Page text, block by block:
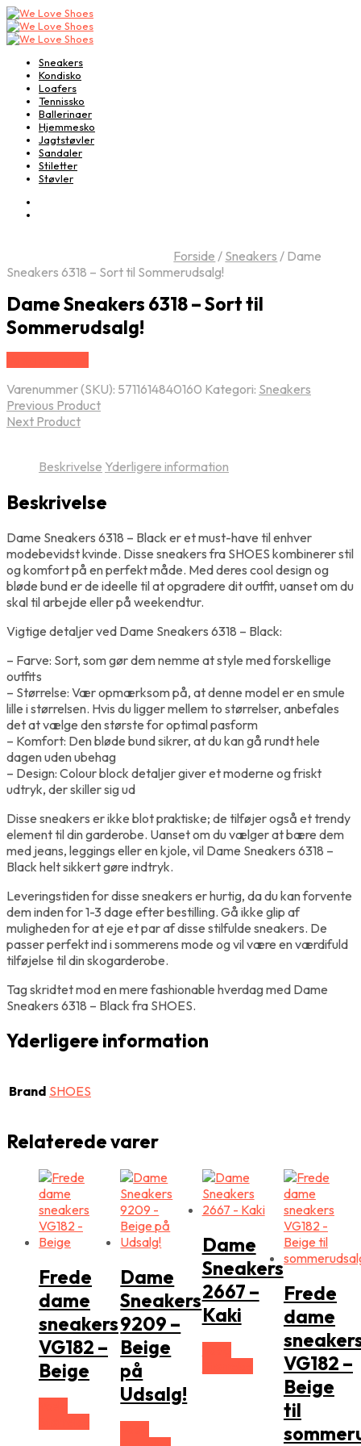
Sneakers
Kondisko
Loafers
Tennissko
Ballerinaer
Hjemmesko
Jagtstøvler
Sandaler
Stiletter
Støvler
Forside / Sneakers / Dame
Sneakers 6318 – Sort til Sommerudsalg!
Dame Sneakers 6318 – Sort til
Sommerudsalg!
Varenummer (SKU): 5711614840160 Kategori: Sneakers
Previous Product
Next Product
Beskrivelse Yderligere information
Beskrivelse
Dame Sneakers 6318 – Black er et must-have til enhver
modebevidst kvinde. Disse sneakers fra SHOES kombinerer stil
og komfort på en perfekt måde. Med deres cool design og
bløde bund er de ideelle til at opgradere dit outfit, uanset om du
skal til arbejde eller på weekendtur.
Vigtige detaljer ved Dame Sneakers 6318 – Black:
– Farve: Sort, som gør dem nemme at style med forskellige
outfits
– Størrelse: Vær opmærksom på, at denne model er en smule
lille i størrelsen. Hvis du ligger mellem to størrelser, anbefales
det at vælge den største for optimal pasform
– Komfort: Den bløde bund sikrer, at du kan gå rundt hele
dagen uden ubehag
– Design: Colour block detaljer giver et moderne og friskt
udtryk, der skiller sig ud
Disse sneakers er ikke blot praktiske; de tilføjer også et trendy
element til din garderobe. Uanset om du vælger at bære dem
med jeans, leggings eller en kjole, vil Dame Sneakers 6318 –
Black helt sikkert gøre indtryk.
Leveringstiden for disse sneakers er hurtig, da du kan forvente
dem inden for 1-3 dage efter bestilling. Gå ikke glip af
muligheden for at eje et par af disse stilfulde sneakers. De
passer perfekt ind i sommerens mode og vil være en værdifuld
tilføjelse til din skogarderobe.
Tag skridtet mod en mere fashionable hverdag med Dame
Sneakers 6318 – Black fra SHOES.
Yderligere information
Brand SHOES
Relaterede varer
Frede
dame
sneakers
VG182 –
Beige
Dame
Sneakers
9209 –
Beige
på
Udsalg!
Dame
Sneakers
2667 –
Kaki
Frede
dame
VG182 –
Beige
til